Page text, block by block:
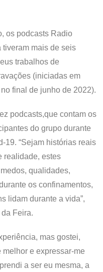
os podcasts Radio
tiveram mais de seis
trabalhos de
(iniciadas em
final de junho de 2022).
podcasts,que contam os
do grupo durante
19. “Sejam histórias reais
realidade, estes
qualidades,
os confinamentos,
lidam durante a vida”,
Feira.
mas gostei,
e expressar-me
a ser eu mesma, a